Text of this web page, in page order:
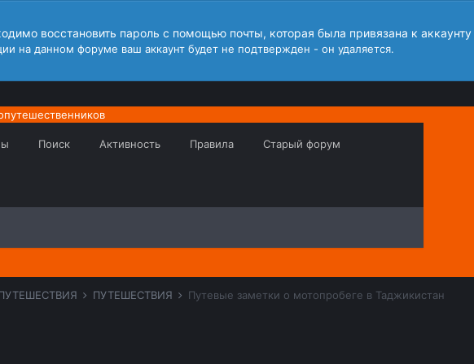
восстановить пароль с помощью почты, которая была привязана к
на данном форуме ваш аккаунт будет не подтвержден - он удаляется.
Поиск Активность Правила Старый форум
ПУТЕШЕСТВИЯ Путевые заметки о мотопробеге в Таджикистан